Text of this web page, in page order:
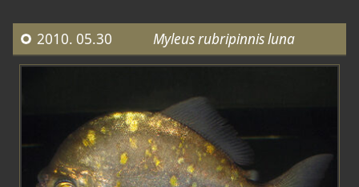
2010. 05.30 Myleus rubripinnis luna